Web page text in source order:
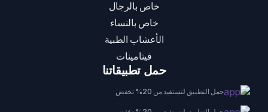
خاص بالرجال
خاص بالنساء
الأعشاب الطبية
فيتامينات
حمل تطبيقاتنا
حمل التطبيق لتستفيد من 20% تخفض